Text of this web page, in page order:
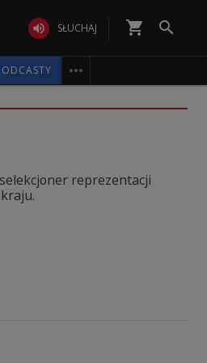
 SŁUCHAJ shopping_cart 

reprezentacji